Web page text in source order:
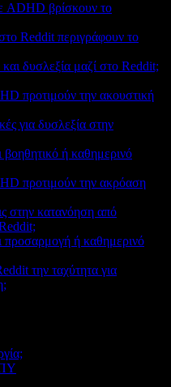
ADHD βρίσκουν το
Reddit περιγράφουν το
δυσλεξία μαζί στο Reddit;
προτιμούν την ακουστική
για δυσλεξία στην
ή καθημερινό
προτιμούν την ακρόαση
στην κατανόηση από
προσαρμογή ή καθημερινό
την ταχύτητα για